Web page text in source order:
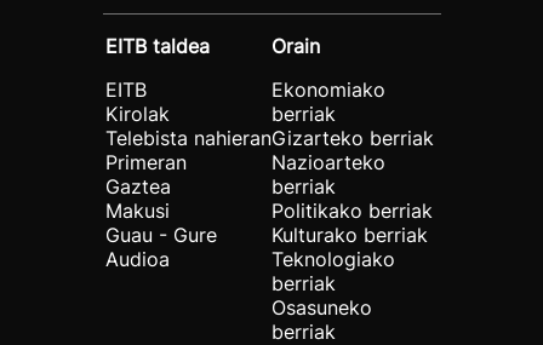
EITB taldea
EITB
Kirolak
Telebista nahieran
Primeran
Gaztea
Makusi
Guau - Gure
Audioa
Orain
Ekonomiako
berriak
Gizarteko berriak
Nazioarteko
berriak
Politikako berriak
Kulturako berriak
Teknologiako
berriak
Osasuneko
berriak